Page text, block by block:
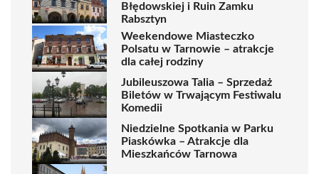
Błędowskiej i Ruin Zamku
Rabsztyn
Weekendowe Miasteczko
Polsatu w Tarnowie – atrakcje
dla całej rodziny
Jubileuszowa Talia – Sprzedaż
Biletów w Trwającym Festiwalu
Komedii
Niedzielne Spotkania w Parku
Piaskówka – Atrakcje dla
Mieszkańców Tarnowa